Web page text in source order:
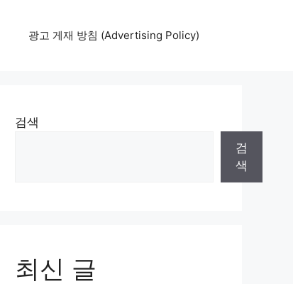
광고 게재 방침 (Advertising Policy)
검색
검
색
최신 글